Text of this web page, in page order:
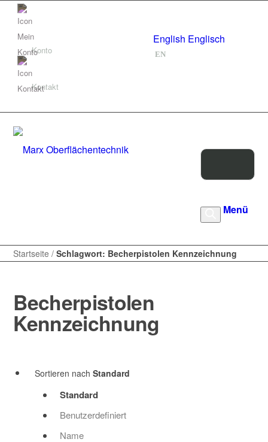
Konto
Kontakt
English Englisch
EN
search
Menü
0
Startseite / Schlagwort: Becherpistolen Kennzeichnung
Becherpistolen
Kennzeichnung
Sortieren nachStandard
Standard
Benutzerdefiniert
Name